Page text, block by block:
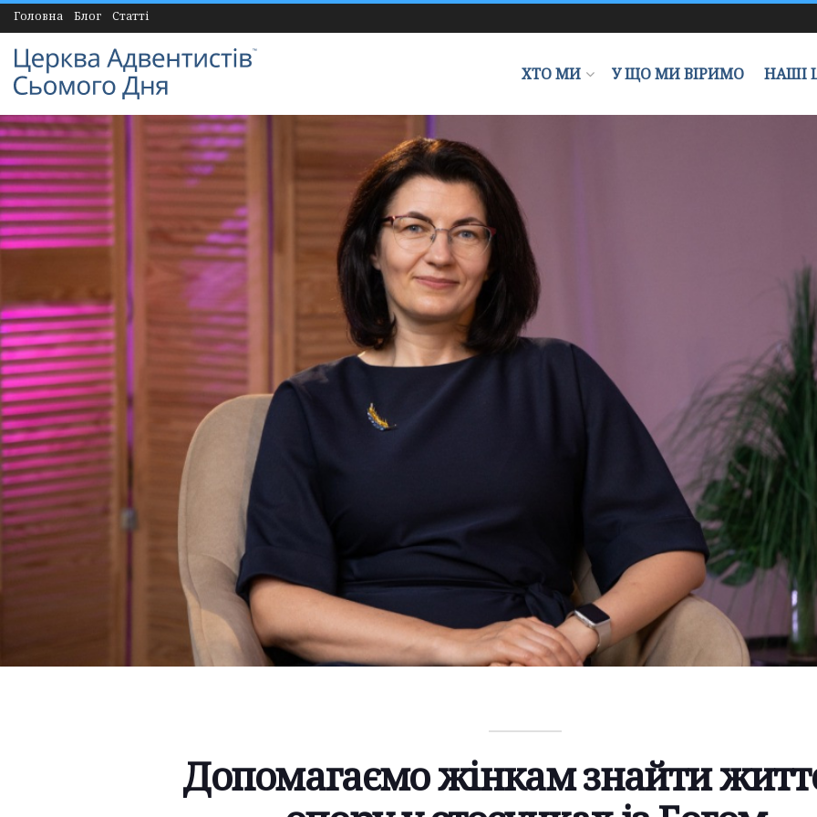
Головна Блог Статті
ХТО МИ У ЩО МИ ВІРИМО НАШІ
Допомагаємо жінкам знайти